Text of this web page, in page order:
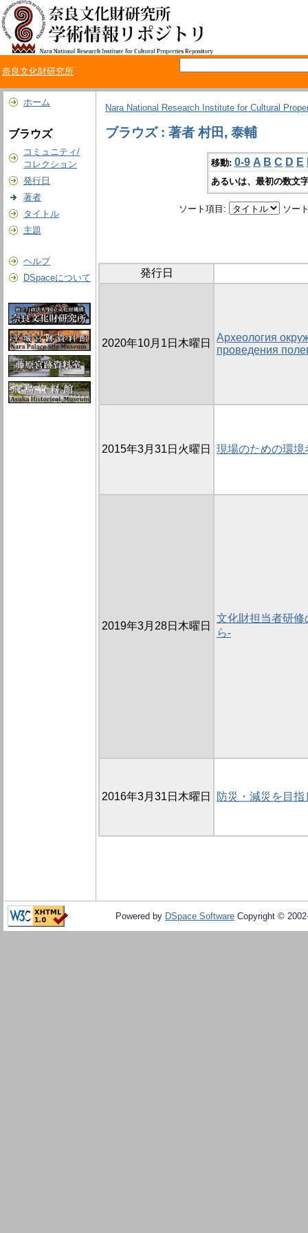
奈良文化財研究所
ホーム
ブラウズ
コミュニティ/
コレクション
発行日
著者
タイトル
主題
ヘルプ
DSpaceについて
Nara National Research Institute for Cultural
ブラウズ : 著者 村田, 泰輔
移動: 0-9 A B C D E
あるいは、最初の数文
ソート項目: ソー
発行日
2020年10月1日木曜日
Археология
проведения
2015年3月31日火曜日 現場のための環
2019年3月28日木曜日
文化財担当者研
ら-
2016年3月31日木曜日 防災・減災を目
Powered by DSpace Software Copyright ©